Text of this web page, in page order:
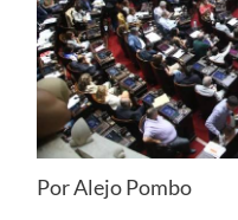
Por Alejo Pombo